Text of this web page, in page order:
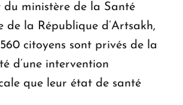
du ministère de la Santé
de la République d’Artsakh,
citoyens sont privés de la
d’une intervention
que leur état de santé